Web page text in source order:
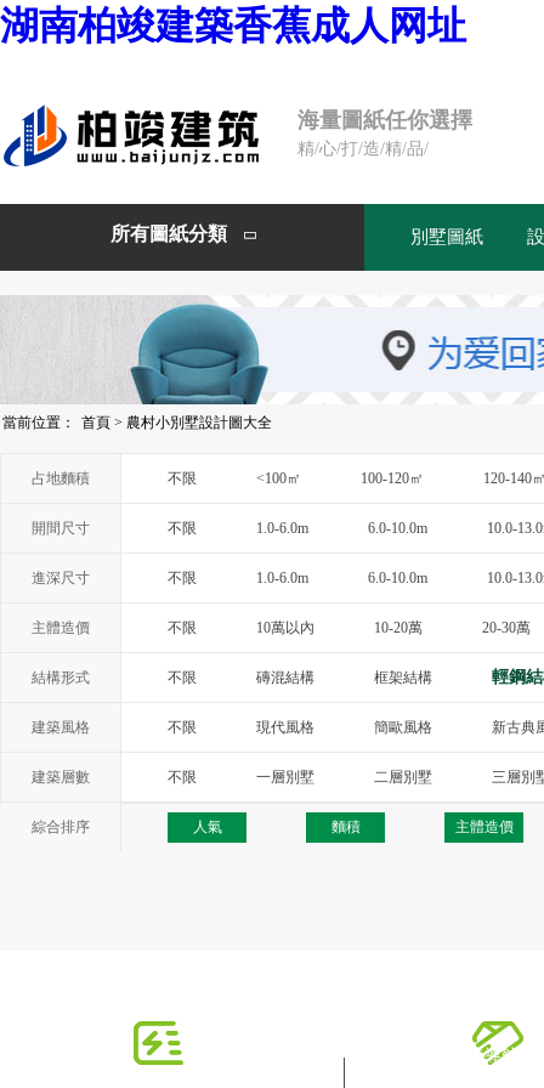
湖南柏竣建築香蕉成人网址
海量圖紙任你選擇
精/心/打/造/精/品/
所有圖紙分類  別墅圖紙
當前位置： 首頁 > 農村小別墅設計圖大全
占地麵積 不限 <100㎡ 100-120㎡ 120-140
開間尺寸 不限 1.0-6.0m 6.0-10.0m 10.0-
進深尺寸 不限 1.0-6.0m 6.0-10.0m 10.0-
主體造價 不限 10萬以內 10-20萬 20-30萬
結構形式 不限 磚混結構 框架結構 輕鋼
建築風格 不限 現代風格 簡歐風格 新古典
西班牙風格 地中海風格
建築層數 不限 一層別墅 二層別墅 三層別
綜合排序 人氣 麵積 主體造價
快速導航